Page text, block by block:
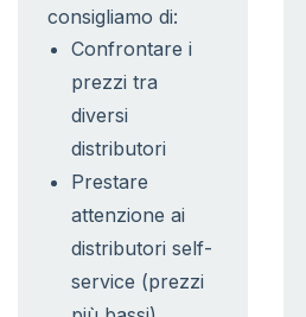
consigliamo di:
Confrontare i
prezzi tra
diversi
distributori
Prestare
attenzione ai
distributori self-
service (prezzi